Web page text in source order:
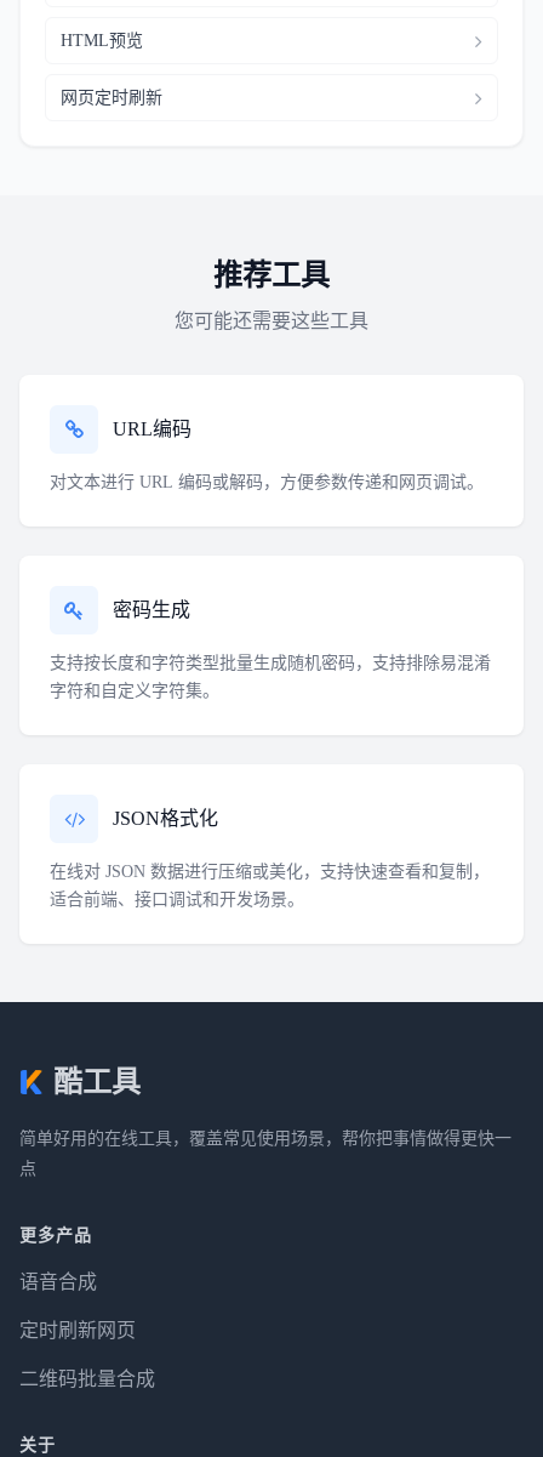
HTML预览
网页定时刷新
推荐工具
您可能还需要这些工具
URL编码
对文本进行 URL 编码或解码，方便参数传递和网页调试。
密码生成
支持按长度和字符类型批量生成随机密码，支持排除易混淆
字符和自定义字符集。
JSON格式化
在线对 JSON 数据进行压缩或美化，支持快速查看和复制，
适合前端、接口调试和开发场景。
酷工具
简单好用的在线工具，覆盖常见使用场景，帮你把事情做得更快一
点
更多产品
语音合成
定时刷新网页
二维码批量合成
关于